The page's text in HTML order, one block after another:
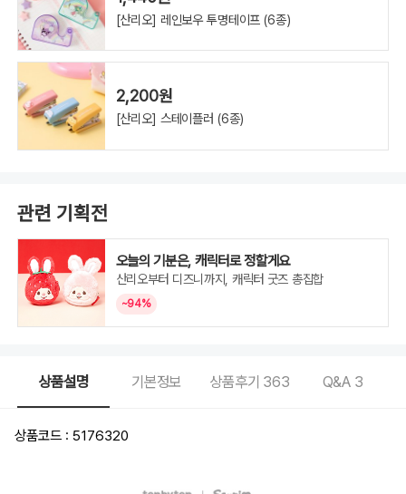
[산리오] 레인보우 투명테이프 (6종)
2,200원
[산리오] 스테이플러 (6종)
관련 기획전
오늘의 기분은, 캐릭터로 정할게요
산리오부터 디즈니까지, 캐릭터 굿즈 총집합
~94%
상품설명 기본정보 상품후기 363 Q&A 3
상품코드 : 5176320